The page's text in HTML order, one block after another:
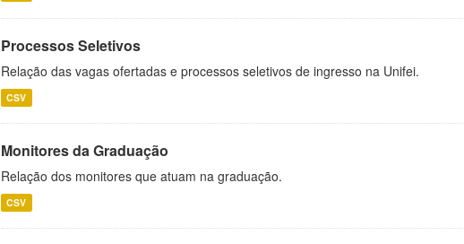
Processos Seletivos
Relação das vagas ofertadas e processos seletivos de ingresso na Unifei.
CSV
Monitores da Graduação
Relação dos monitores que atuam na graduação.
CSV